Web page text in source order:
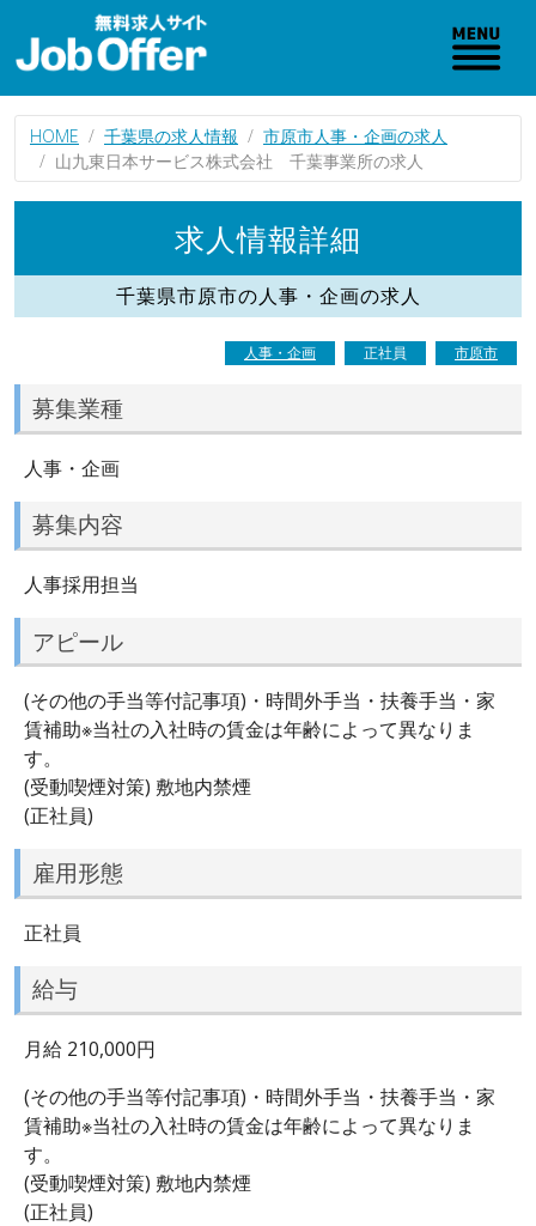
HOME 千葉県の求人情報
市原市人事・企画の求人
山九東日本サービス株式会社 千葉事業所の求人
求人情報詳細
千葉県市原市の人事・企画の求人
人事・企画 正社員 市原市
募集業種
人事・企画
募集内容
人事採用担当
アピール
(その他の手当等付記事項)・時間外手当・扶養手当・家
賃補助※当社の入社時の賃金は年齢によって異なりま
す。
(受動喫煙対策) 敷地内禁煙
(正社員)
雇用形態
正社員
給与
月給 210,000円
(その他の手当等付記事項)・時間外手当・扶養手当・家
賃補助※当社の入社時の賃金は年齢によって異なりま
す。
(受動喫煙対策) 敷地内禁煙
(正社員)